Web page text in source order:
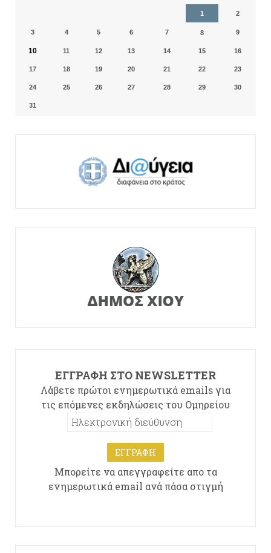
1 2
3 4 5 6 7 8 9
10 11 12 13 14 15 16
17 18 19 20 21 22 23
24 25 26 27 28 29 30
31
ΕΓΓΡΑΦΉ ΣΤΟ NEWSLETTER
Λάβετε πρώτοι ενημερωτικά emails για
τις επόμενες εκδηλώσεις του Ομηρείου
Μπορείτε να απεγγραφείτε απο τα
ενημερωτικά email ανά πάσα στιγμή